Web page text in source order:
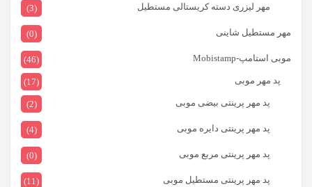
مهر لیزری دسته کریستالی مستطیل (3)
مهر مستطیل شاینی (0)
موبی استامپ-Mobistamp
(46)
پد مهر موبی
(17)
پد مهر پرینتی بیضی موبی
(2)
پد مهر پرینتی دایره موبی (4)
پد مهر پرینتی مربع موبی (0)
پد مهر پرینتی مستطیل موبی (11)